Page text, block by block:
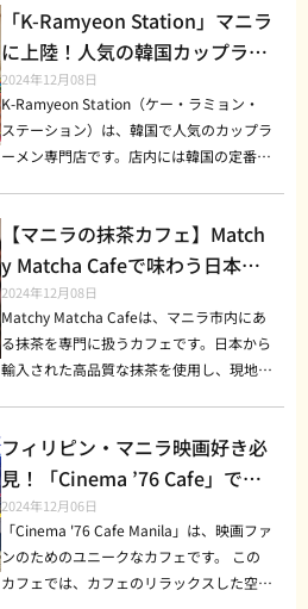
ださい。きっと忘れられない思い出になる
ことでしょう。 弊社ではフィリピンでの
お困りごとなどに対応しています。 お困
りの際は、LINEにてお気軽にお問い合わ
せください。
元の学生や観光客も気軽に立ち寄ることが
できるため、常に賑わいを見せています。
懐かしさと親しみやすさを感じさせる雰囲
気は、誰もが「また来たい」と思う要因で
す。 まとめ Ma Mon Lukは、マニラの歴
史とともに歩み続ける老舗の名店です。シ
ルな価格が魅力。観光でマニラを訪れる方
にとっても、地元の文化を味わう絶好の機
会となるでしょう。次回のマニラ旅行で
は、ぜひMa Mon Lukを訪れてみてくださ
い。きっとその魅力に惹きつけられるはず
です！ 弊社ではフィリピンでのお困りご
さい。
や価格帯 [営業時間] 月曜日～日曜日 8:00
～22:00 [価格帯] 一品あたり150～350ペ
ソ [所在地] 1234 Quezon Avenue, Quezo
n City, Manila, Philippines [Facebook] htt
ps://www.facebook.com/begratefulcaf
e/ まとめ 『Grateful Cafe』は、地元の文
化とおしゃれな空間が融合した特別なカフ
で、訪れる人々に癒しの時間を提供してい
ます。マニラを訪れる際には、ぜひこの素
敵なカフェで思い出に残るひとときを過ご
してみてください。 弊社ではフィリピン
でのお困りごとなどに対応しています。
お困りの際は、LINEにてお気軽にお問い
るホスピタリティ 「Aperitif.ph」は、特別
なイベントやパーティーにも対応していま
す。ケータリングサービスも提供してお
り、大切な日の演出にぴったりです。事前
予約でオリジナルメニューのリクエストも
可能なので、特別感を求める方におすすめ
です。 営業時間と価格帯 [営業時間] 午前1
0:00 ～ 午後10:00 [価格帯] 一人当たり500
ww.facebook.com/aperitif.ph/ 気軽なラ
ンチから特別なディナータイムまで幅広く
利用できます。コストパフォーマンスが高
く、満足度も抜群です。 まとめ Aperitif.p
hは、その洗練された雰囲気と美味しい料
理で、特別な時間を過ごしたい方々におす
すめです。女子会やデートはもちろん、記
びに新しい感動を提供してくれることでし
ょう。ぜひ一度訪れて、特別なひとときを
体験してください。 弊社ではフィリピン
でのお困りごとなどに対応しています。
お困りの際は、LINEにてお気軽にお問い
合わせください。
イ タイ風焼きそばとして人気の一品。甘
酸っぱいソースとモチモチした麺の食感が
特徴です。 ピーナッツのトッピングも絶
品。 マンゴースティッキーライス デザー
トには、タイ伝統のマンゴーとココナッツ
せん。 営業時間・価格帯・店舗情報 [営業
時間] 月〜日：11:00 - 22:00 [価格帯] 一人
当たり 500〜1,000ペソ程度 [Facebook] h
ttps://www.facebook.com/profile.php?id
=100064706827967 まとめ THAI BBQ Or
iginal Restaurant」は、マニラで本格タ
イ料理を楽しむのに最適な場所です。本場
の味わいを再現した多彩なメニューと、異
国情緒あふれる雰囲気が、訪れる人々を魅
住民の普段使いにもおすすめです。本格的
なタイの味わいをぜひ体験してみてくださ
い。
観戦や食事だけでなく、プレイも楽しみた
いという方にはぴったりです。 ビリヤー
ドファンが集まる充実した設備と空間 『3
11 Sports Lounge』の目玉は、充実した
ビリヤード設備です。清潔に保たれたビリ
ヤード台が複数台設置されており、遊びな
格的にビリヤードに集中したい方にもおす
すめです。スタッフが台のメンテナンスを
しっかり行っており、滑らかな手触りの台
やしっかりしたキューが提供されているた
め、心地よいプレイ環境が整っています。
また、ビリヤードスペースには大型スクリ
ンはビリヤードが盛んな国で、地元のビリ
ヤードファンもよく訪れるため、友人同士
のカジュアルなゲームから、技術を競い合
うような真剣勝負まで、どのスタイルのプ
レイヤーも大歓迎です。週末には小規模な
ビリヤードトーナメントが開催されること
もあり、気軽に参加して腕を試すことがで
きます。 営業時間とアクセス情報 『311 S
ー豆にこだわり抜いた淹れ方、温かい接
客、そしてインスタ映えする内装が特徴
で、マニラ市内に居ながらにして特別なカ
フェタイムを楽しめる場所です。 『Yakal
Coffee』は地元のコーヒー文化を大切に
しつつ、フィリピン産の豆を使用したシン
ーが揃っています。こだわりのスペシャリ
ティコーヒーから、ユニークなオリジナル
ドリンクまで、豊富なラインアップが揃
い、リピーターが多いのも納得です。 お
すすめのメニューと価格帯 『Yakal Coffe
e』では、スタンダードなコーヒーからユ
ンナップを提供しています。 フィリピン
産シングルオリジンコーヒー（150ペソ）
地元で栽培された豆を丁寧に焙煎し、フィ
リピンならではの風味を感じられる一杯。
アイスラテ（180ペソ） 暑いフィリピンで
「K-Ramyeon Station」マニラ
に上陸！人気の韓国カップラー
メン専門店の魅力と楽しみ方
2024年12月08日
K-Ramyeon Station（ケー・ラミョン・
ステーション）は、韓国で人気のカップラ
ーメン専門店です。店内には韓国の定番カ
ことで人気を集めています。韓国国内だけ
でなく、現在はアジア各国にも展開されて
おり、ついにフィリピン・マニラにも上陸
しました！ 現地の韓国料理ファンや、ラ
ーメン好きの人々で賑わっています。 マ
ニラに登場！K-Ramyeon Stationの人気
ている中、現地の人々に「韓国の味」を手
軽に体験できる場所として注目されていま
て、好きなトッピングを自由に追加できる
ため、自分好みの一杯をカスタマイズする
ことができるのも魅力です。また、韓国の
【マニラの抹茶カフェ】Match
y Matcha Cafeで味わう日本品
質の抹茶！抹茶好き必見の魅力
をご紹介
2024年12月08日
Matchy Matcha Cafeは、マニラ市内にあ
る抹茶を専門に扱うカフェです。日本から
輸入された高品質な抹茶を使用し、現地の
るこのカフェは、フィリピンでも特別な存
在として親しまれ、訪れる人々が絶えませ
ん。 Matchy Matcha Cafeの魅力 Matchy
Matcha Cafeの一番の魅力は、何といって
もその抹茶へのこだわりです。抹茶は直接
日本から輸入しており、香りと味わいが深
フィリピン・マニラ映画好き必
見！「Cinema ’76 Cafe」でカ
フェ×シネマ体験を楽しもう！
2024年12月06日
「Cinema '76 Cafe Manila」は、映画ファ
ンのためのユニークなカフェです。 この
カフェでは、カフェのリラックスした空間